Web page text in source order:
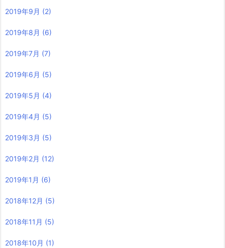
2019年9月 (2)
2019年8月 (6)
2019年7月 (7)
2019年6月 (5)
2019年5月 (4)
2019年4月 (5)
2019年3月 (5)
2019年2月 (12)
2019年1月 (6)
2018年12月 (5)
2018年11月 (5)
2018年10月 (1)